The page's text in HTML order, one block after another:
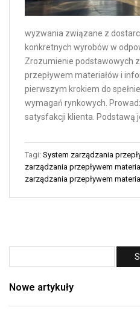
wyzwania związane z
konkretnych wyrobów w
Zrozumienie podstawowych
przepływem materiałów i
pierwszym krokiem do
wymagań rynkowych.
satysfakcji klienta. Podstawą
Tagi: System zarządzania
zarządzania przepływem
zarządzania przepływem
Nowe artykuły